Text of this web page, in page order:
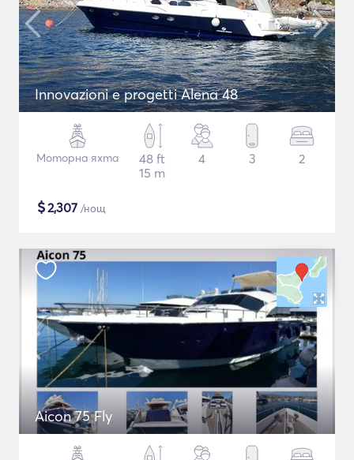
Innovazioni e progetti Alena 48
Моторна яхта
48 ft
15 m
4 3 2
$2,307 /нощ
Aicon 75 Fly